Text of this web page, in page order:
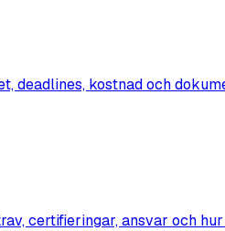
deadlines, kostnad och
certifieringar, ansvar och